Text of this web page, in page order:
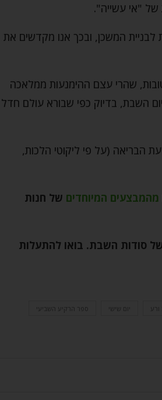
של "אי עשייה".
המשכן, ובכך אנו מקדשים את
שהרי עצם ההימנעות ממלאכה
השבת, בדיוק כפי שבורא עולם חדל
הבריאה (על פי ליקוטי הלכות,
מהמבצעים המיוחדים של חנות
של סודות השבת. בואו להתעלות
ורע יום שישי ספר הרקיע השביעי